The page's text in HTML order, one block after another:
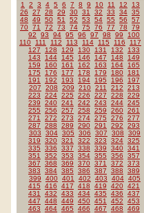
1 2 3 4 5 6 7 8 9 10 11 12
13
26
27 28 29 30 31 32 33 34 35
48
49 50 51 52 53 54 55 56
57
70 71 72 73 74 75 76 77 78
79
92
93 94 95 96 97 98 99
100
110
111 112 113 114 115 116
117
127
128 129 130 131 132
133
143
144 145 146 147 148
149
159
160 161 162 163 164
165
175
176 177 178 179 180
181
191
192 193 194 195 196
197
207
208 209 210 211 212
213
223
224 225 226 227 228
229
239
240 241 242 243 244 245
255
256 257 258 259 260 261
271
272 273 274 275 276
277
287
288 289 290 291 292
293
303
304 305 306 307 308
309
319
320 321 322 323 324 325
335
336 337 338 339 340 341
351
352 353 354 355 356
357
367
368 369 370 371 372
373
383
384 385 386 387 388
389
399
400 401 402 403 404 405
415
416 417 418 419 420 421
431
432 433 434 435 436
437
447
448 449 450 451 452
453
463
464 465 466 467 468 469